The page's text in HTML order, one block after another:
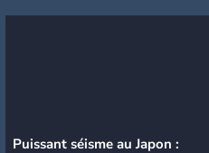
Puissant séisme au Japon :